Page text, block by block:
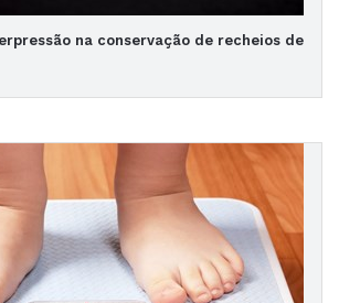
na conservação de recheios de